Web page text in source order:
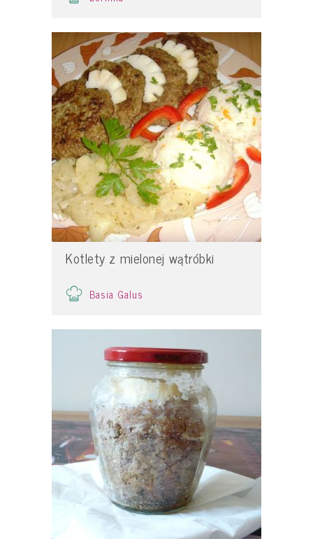
Kotlety z mielonej wątróbki
Basia Galus